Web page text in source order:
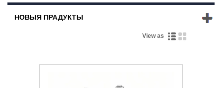
НОВЫЯ ПРАДУКТЫ
View as